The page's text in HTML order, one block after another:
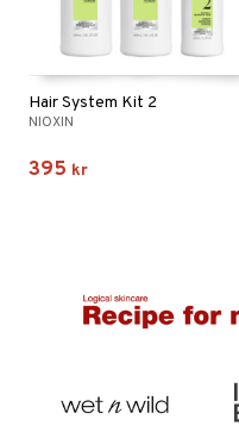
Hair System Kit 2
NIOXIN
395 kr